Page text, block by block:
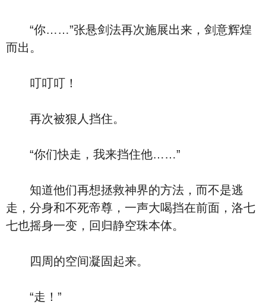
“你……”张悬剑法再次施展出来，剑意辉煌
而出。
叮叮叮！
再次被狠人挡住。
“你们快走，我来挡住他……”
知道他们再想拯救神界的方法，而不是逃
走，分身和不死帝尊，一声大喝挡在前面，洛七
七也摇身一变，回归静空珠本体。
四周的空间凝固起来。
“走！”